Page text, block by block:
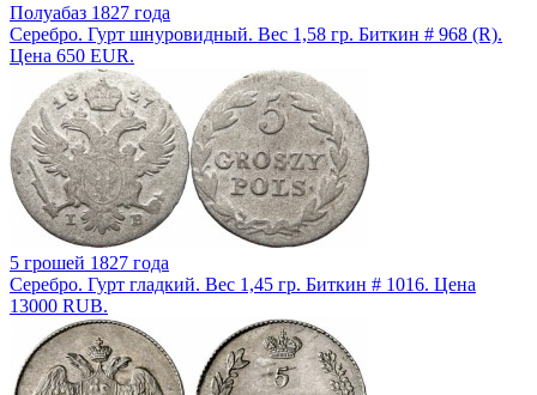
Полуабаз 1827 года
Серебро. Гурт шнуровидный. Вес 1,58 гр. Биткин # 968 (R).
Цена 650 EUR.
5 грошей 1827 года
Серебро. Гурт гладкий. Вес 1,45 гр. Биткин # 1016. Цена
13000 RUB.